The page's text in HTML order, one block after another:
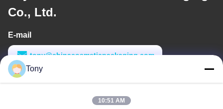
Co., Ltd.
E-mail
tony@chinacosmeticpackaging.com
Werktijd
Tony
10:51 AM